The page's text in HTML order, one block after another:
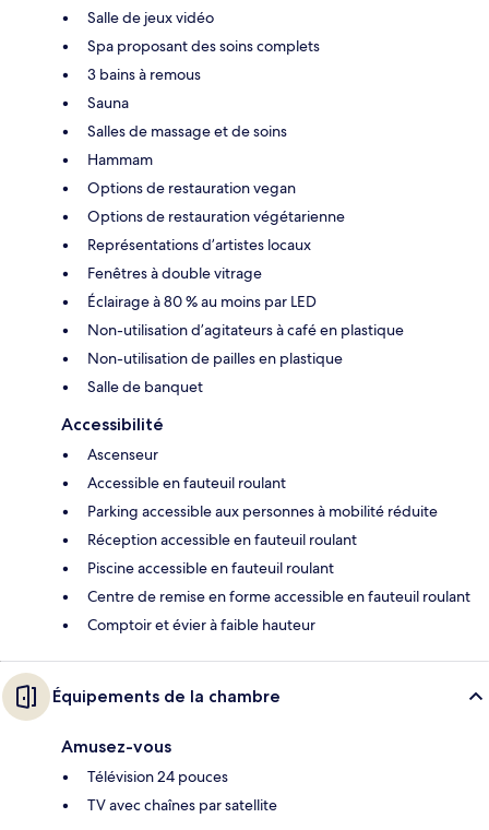
Salle de jeux vidéo
Spa proposant des soins complets
3 bains à remous
Sauna
Salles de massage et de soins
Hammam
Options de restauration vegan
Options de restauration végétarienne
Représentations d’artistes locaux
Fenêtres à double vitrage
Éclairage à 80 % au moins par LED
Non-utilisation d’agitateurs à café en plastique
Non-utilisation de pailles en plastique
Salle de banquet
Accessibilité
Ascenseur
Accessible en fauteuil roulant
Parking accessible aux personnes à mobilité réduite
Réception accessible en fauteuil roulant
Piscine accessible en fauteuil roulant
Centre de remise en forme accessible en fauteuil roulant
Comptoir et évier à faible hauteur
Équipements de la chambre
Amusez-vous
Télévision 24 pouces
TV avec chaînes par satellite